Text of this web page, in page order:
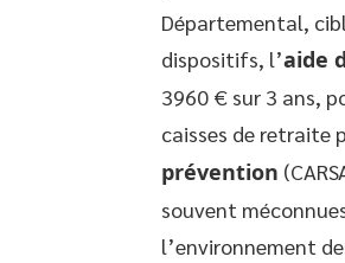
Départemental,
dispositifs, l’aide
3960 € sur 3 ans,
caisses de retraite
prévention
souvent
l’environnement